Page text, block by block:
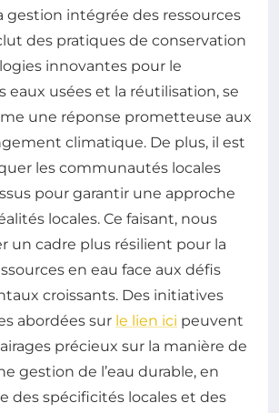
gestion intégrée des ressources
des pratiques de conservation
innovantes pour le
eaux usées et la réutilisation, se
une réponse prometteuse aux
climatique. De plus, il est
les communautés locales
pour garantir une approche
locales. Ce faisant, nous
un cadre plus résilient pour la
en eau face aux défis
croissants. Des initiatives
abordées sur le lien ici peuvent
précieux sur la manière de
gestion de l’eau durable, en
des spécificités locales et des